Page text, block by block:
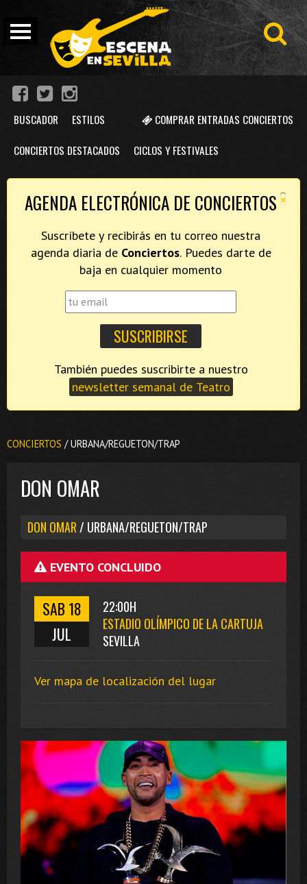
COMPRAR ENTRADAS CONCIERTOS
BUSCADOR ESTILOS
CONCIERTOS DESTACADOS CICLOS Y FESTIVALES
×
AGENDA ELECTRÓNICA DE CONCIERTOS
Suscríbete y recibirás en tu correo nuestra
agenda diaria de Conciertos. Puedes darte de
baja en cualquier momento
newsletter semanal de Teatro
CONCIERTOS / URBANA/REGUETON/TRAP
DON OMAR
DON OMAR / URBANA/REGUETON/TRAP
EVENTO CONCLUIDO
SAB 18
JUL
22:00H
ESTADIO OLÍMPICO DE LA CARTUJA
SEVILLA
Ver mapa de localización del lugar